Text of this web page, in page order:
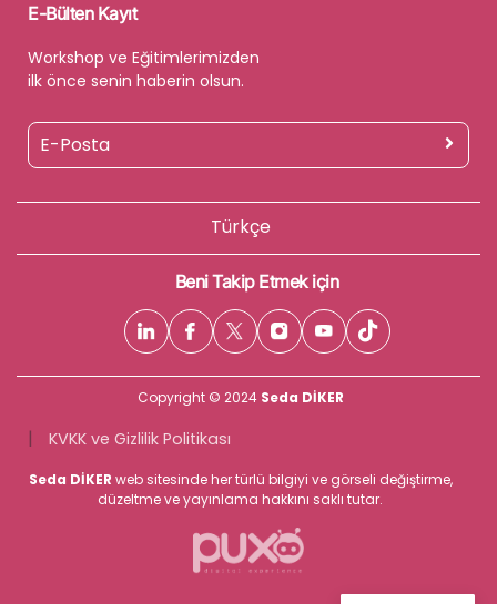
E-Bülten Kayıt
Workshop ve Eğitimlerimizden
ilk önce senin haberin olsun.
Türkçe
Beni Takip Etmek için
Copyright © 2024 Seda DİKER
| KVKK ve Gizlilik Politikası
Seda DİKER web sitesinde her türlü bilgiyi ve görseli değiştirme,
düzeltme ve yayınlama hakkını saklı tutar.